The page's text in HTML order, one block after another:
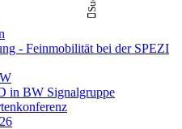
- Feinmobilität bei der SPEZI
in BW Signalgruppe